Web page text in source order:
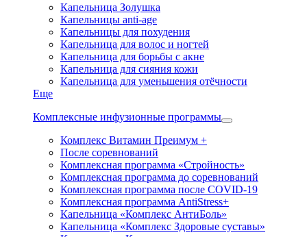
Капельница Золушка
Капельницы anti-age
Капельницы для похудения
Капельница для волос и ногтей
Капельница для борьбы с акне
Капельница для сияния кожи
Капельница для уменьшения отёчности
Еще
Комплексные инфузионные программы
Комплекс Витамин Преимум +
После соревнований
Комплексная программа «Стройность»
Комплексная программа до соревнований
Комплексная программа после COVID-19
Комплексная программа AntiStress+
Капельница «Комплекс АнтиБоль»
Капельница «Комплекс Здоровые суставы»